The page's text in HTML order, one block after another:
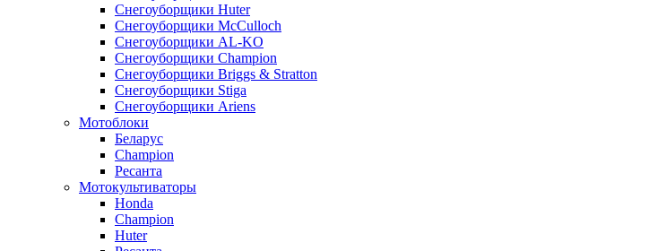
Снегоуборщики Huter
Снегоуборщики McCulloch
Снегоуборщики AL-KO
Снегоуборщики Champion
Снегоуборщики Briggs & Stratton
Снегоуборщики Stiga
Снегоуборщики Ariens
Мотоблоки
Беларус
Champion
Ресанта
Мотокультиваторы
Honda
Champion
Huter